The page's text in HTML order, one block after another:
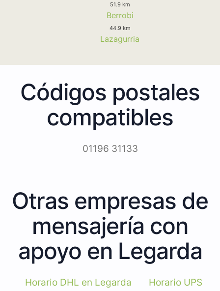
51.9 km
Berrobi
44.9 km
Lazagurria
Códigos postales
compatibles
01196 31133
Otras empresas de
mensajería con
apoyo en Legarda
Horario DHL en Legarda
Horario UPS